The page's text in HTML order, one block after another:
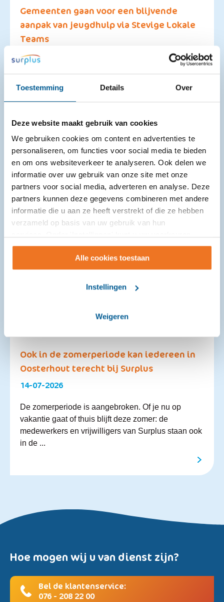
Toestemming Details Over
Deze website maakt gebruik van cookies
We gebruiken cookies om content en advertenties te
personaliseren, om functies voor social media te bieden
en om ons websiteverkeer te analyseren. Ook delen we
informatie over uw gebruik van onze site met onze
partners voor social media, adverteren en analyse. Deze
partners kunnen deze gegevens combineren met andere
informatie die u aan ze heeft verstrekt of die ze hebben
verzameld op basis van uw gebruik van hun
wijzigen.
Alle cookies toestaan
Instellingen
Weigeren
Gemeenten gaan voor een blijvende
aanpak van jeugdhulp via Stevige Lokale
Teams
14-07-2026
snel geregeld is. Ook vanaf 2027 kunnen kinderen,
jongeren en gezinnen rekenen op laagdrempelige
Ook in de zomerperiode kan iedereen in
Oosterhout terecht bij Surplus
14-07-2026
De zomerperiode is aangebroken. Of je nu op
vakantie gaat of thuis blijft deze zomer: de
medewerkers en vrijwilligers van Surplus staan ook
in de ...
Hoe mogen wij u van dienst zijn?
Bel de klantenservice:
076 - 208 22 00